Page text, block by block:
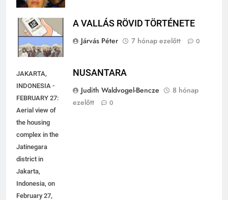
JAKARTA,
INDONESIA -
FEBRUARY 27:
Aerial view of
the housing
complex in the
Jatinegara
district in
Jakarta,
Indonesia, on
Judith Waldvogel-Bencze